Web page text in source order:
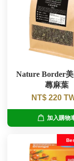
Nature Border
蕁麻葉
NT$ 220
加入購物